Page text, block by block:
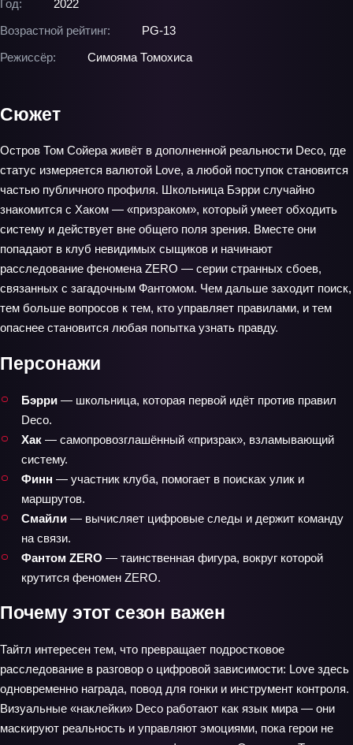
Год:
2022
Возрастной рейтинг:
PG-13
Режиссёр:
Симояма Томохиса
Сюжет
Остров Том Сойера живёт в дополненной реальности Deco, где
статус измеряется валютой Love, а любой поступок становится
частью публичного профиля. Школьница Бэрри случайно
знакомится с Хаком — «призраком», который умеет обходить
систему и действует вне общего поля зрения. Вместе они
попадают в клуб невидимых сыщиков и начинают
расследование феномена ZERO — серии странных сбоев,
связанных с загадочным Фантомом. Чем дальше заходит поиск,
тем больше вопросов к тем, кто управляет правилами, и тем
опаснее становится любая попытка узнать правду.
Персонажи
Бэрри — школьница, которая первой идёт против правил
Deco.
Хак — самопровозглашённый «призрак», взламывающий
систему.
Финн — участник клуба, помогает в поисках улик и
маршрутов.
Смайли — вычисляет цифровые следы и держит команду
на связи.
Фантом ZERO — таинственная фигура, вокруг которой
крутится феномен ZERO.
Почему этот сезон важен
Тайтл интересен тем, что превращает подростковое
расследование в разговор о цифровой зависимости: Love здесь
одновременно награда, повод для гонки и инструмент контроля.
Визуальные «наклейки» Deco работают как язык мира — они
маскируют реальность и управляют эмоциями, пока герои не